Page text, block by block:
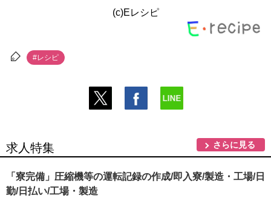
(c)Eレシピ
#レシピ
求人特集 さらに見る
「寮完備」圧縮機等の運転記録の作成/即入寮/製造・工場/日
勤/日払い/工場・製造